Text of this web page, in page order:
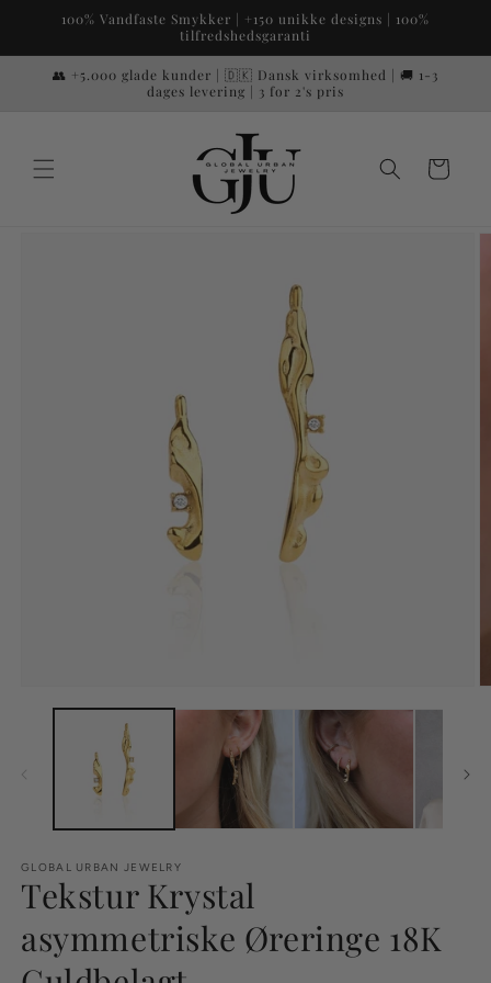
Gå til100% Vandfaste Smykker | +150 unikke designs | 100%
tilfredshedsgaranti
👥 +5.000 glade kunder | 🇩🇰 Dansk virksomhed | 🚚 1-3
dages levering | 3 for 2's pris
Indkøbskurv
GLOBAL URBAN JEWELRY
Tekstur Krystal
asymmetriske Øreringe 18K